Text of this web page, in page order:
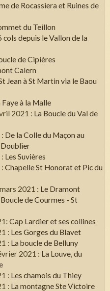
de Rocassiera et Ruines de
du Teillon
cols depuis le Vallon de la
de Cipières
Calern
Jean à St Martin via le Baou
Faye à la Malle
2021 : La Boucle du Val de
De la Colle du Maçon au
Doublier
Les Suvières
Chapelle St Honorat et Pic du
2021 : Le Dramont
Boucle de Courmes - St
Cap Lardier et ses collines
: Les Gorges du Blavet
: La boucle de Belluny
2021 : La Louve, du
: Les chamois du Thiey
: La montagne Ste Victoire